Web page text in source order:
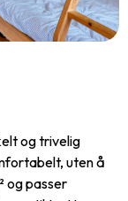
og trivelig
uten å
og passer